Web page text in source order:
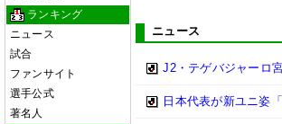
ランキング
ニュース
試合
ファンサイト
選手公式
著名人
ニュース
J2・テゲバジャーロ
日本代表が新ユニ姿